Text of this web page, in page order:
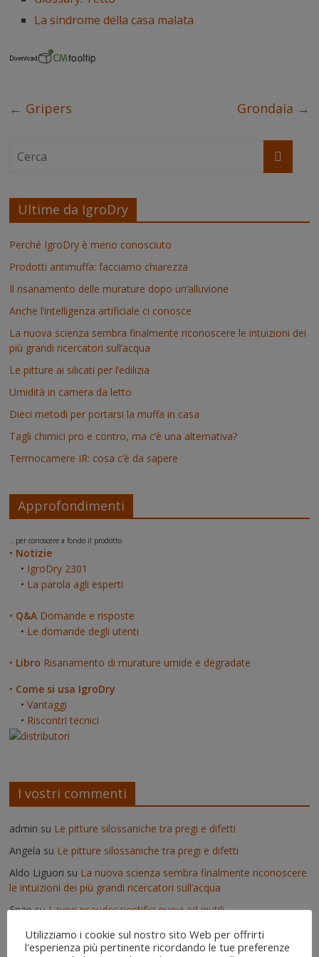
La sindrome della casa malata
← Gripers Grondaia →
Ultime da IgroDry
Perché IgroDry è meno conosciuto
Prodotti antimuffa: facciamo chiarezza
Il risanamento delle murature dopo un’alluvione
Anche l’intelligenza artificiale ci conosce
La nuova scienza sembra finalmente riconoscere le intuizioni dei
più grandi ricercatori sull’acqua
Le pitture ai silicati per l’edilizia
Umidità in camera da letto
Dieci metodi per portarsi la muffa in casa
Tagli chimici pro e contro, ma c’è una alternativa?
Termocamere IR: cosa c’è da sapere
Approfondimenti
...per conoscere a fondo il prodotto
• Notizie
• IgroDry 2301
• La parola agli esperti
• Q&A Domande e risposte
• Le domande degli utenti
• Libro Risanamento di murature umide e degradate
• Come si usa IgroDry
•Vantaggi
• Riscontri tecnici
I vostri commenti
admin su Le pitture silossaniche tra pregi e difetti
Angela su Le pitture silossaniche tra pregi e difetti
Aldo Liguori su La nuova scienza sembra finalmente riconoscere
le intuizioni dei più grandi ricercatori sull’acqua
EnzosuLavori pseudoscientifici nuovi ed inutili
adminsuDeumidificatori: perché non vanno usati nei muri umidi
VittoriosuDeumidificatori: perché non vanno usati nei muri
Utilizziamo i cookie sul nostro sito Web per offrirti
l'esperienza più pertinente ricordando le tue preferenze